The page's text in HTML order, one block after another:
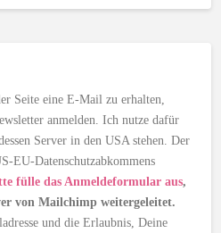
Seite eine E-Mail zu erhalten,
anmelden. Ich nutze dafür
Server in den USA stehen. Der
EU-Datenschutzabkommens
fülle das Anmeldeformular aus,
von Mailchimp weitergeleitet.
und die Erlaubnis, Deine